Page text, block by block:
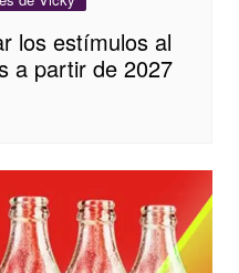
los estímulos al
a partir de 2027